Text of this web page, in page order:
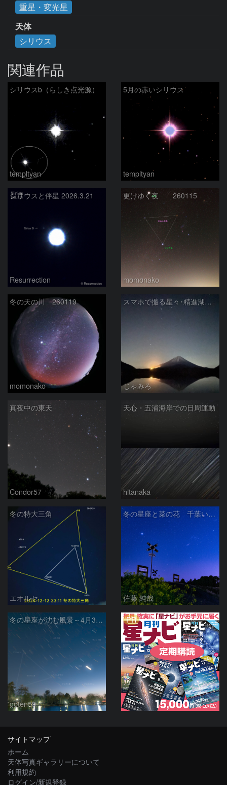
重星・変光星
天体
シリウス
関連作品
シリウスb（らしき点光源）
templtyan
5月の赤いシリウス
templtyan
シリウスと伴星 2026.3.21
Resurrection
更けゆく夜 260115
momonako
冬の天の川 260119
momonako
スマホで撮る星々･精進湖での冬の星座
じゃみろ
真夜中の東天
Condor57
天心・五浦海岸での日周運動
hltanaka
冬の特大三角
エオルセ
冬の星座と菜の花 千葉いすみ鉄道 第二五之町踏切で
佐藤 純哉
冬の星座が沈む風景～4月30日の夕暮れ
goten59
PR
サイトマップ
ホーム
天体写真ギャラリーについて
利用規約
ログイン/新規登録